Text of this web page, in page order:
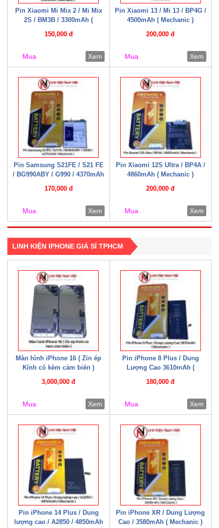
Pin Xiaomi Mi Mix 2 / Mi Mix
2S / BM3B / 3300mAh (
150,000 đ
Mua Xem
Pin Xiaomi 13 / Mi 13 / BP4G /
4500mAh ( Mechanic )
200,000 đ
Mua Xem
Pin Samsung S21FE / S21 FE
/ BG990ABY / G990 / 4370mAh
170,000 đ
Mua Xem
Pin Xiaomi 12S Ultra / BP4A /
4860mAh ( Mechanic )
200,000 đ
Mua Xem
LINH KIỆN IPHONE GIÁ SỈ TPHCM
Màn hình iPhone 16 ( Zin ép
Kính có kèm cảm biến )
3,000,000 đ
Mua Xem
Pin iPhone 8 Plus / Dung
Lượng Cao 3610mAh (
180,000 đ
Mua Xem
Pin iPhone 14 Plus / Dung
lượng cao / A2850 / 4850mAh
Pin iPhone XR / Dung Lượng
Cao / 3580mAh ( Mechanic )